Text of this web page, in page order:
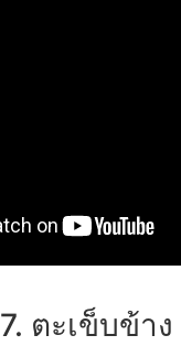
7. ตะเข็บข้าง